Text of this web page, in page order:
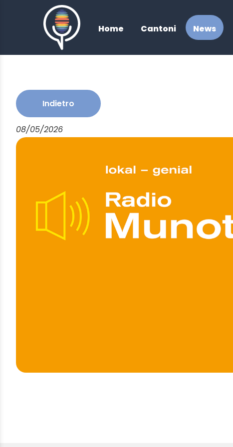
/
Home
Cantoni News
Indietro
08/05/2026